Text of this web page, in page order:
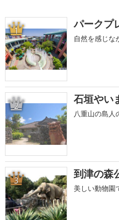
1 パークプ
自然を感じな
2 石垣やい
八重山の島人
3 到津の森
美しい動物園